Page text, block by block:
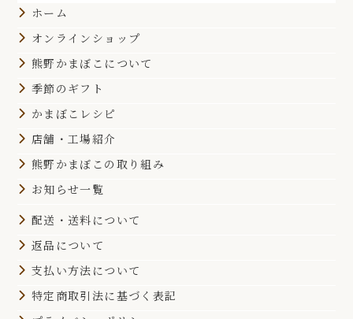
ホーム
オンラインショップ
熊野かまぼこについて
季節のギフト
かまぼこレシピ
店舗・工場紹介
熊野かまぼこの取り組み
お知らせ一覧
配送・送料について
返品について
支払い方法について
特定商取引法に基づく表記